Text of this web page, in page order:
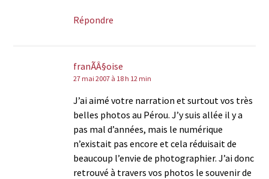
Répondre
franÃÂ§oise
27 mai 2007 à 18 h 12 min
J’ai aimé votre narration et surtout vos très
belles photos au Pérou. J’y suis allée il y a
pas mal d’années, mais le numérique
n’existait pas encore et cela réduisait de
beaucoup l’envie de photographier. J’ai donc
retrouvé à travers vos photos le souvenir de